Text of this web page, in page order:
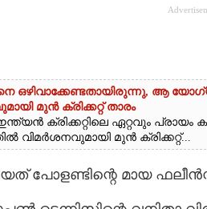
ഒഴിവാക്കേണ്ടതായിരുന്നു,​ ആ
മുൻ ക്രിക്കറ്റ് താരം
ക്രിക്കറ്റിലെ ഏറ്റവും
വിമർശനവുമായി മുൻ ക്രിക്കറ്റ്...
പോളണ്ടിന്റെ മായ